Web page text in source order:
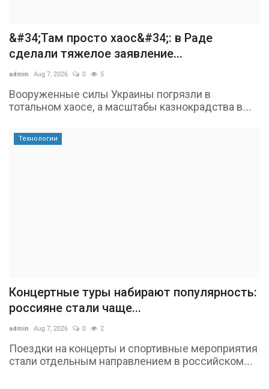
&#34;Там просто хаос&#34;: в Раде
сделали тяжелое заявление...
admin Aug 7, 2026 0 5
Вооруженные силы Украины погрязли в
тотальном хаосе, а масштабы казнокрадства в...
Технологии
Концертные туры набирают популярность:
россияне стали чаще...
admin Aug 7, 2026 0 2
Поездки на концерты и спортивные мероприятия
стали отдельным направлением в российском...